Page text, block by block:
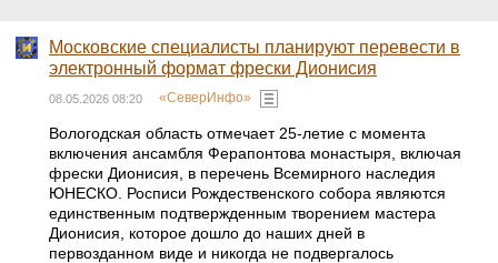
Московские специалисты планируют перевести в
электронный формат фрески Дионисия
08.05.2026 08:20 «СеверИнфо»
Вологодская область отмечает 25-летие с момента
включения ансамбля Ферапонтова монастыря, включая
фрески Дионисия, в перечень Всемирного наследия
ЮНЕСКО. Росписи Рождественского собора являются
единственным подтвержденным творением мастера
Дионисия, которое дошло до наших дней в
первозданном виде и никогда не подвергалось